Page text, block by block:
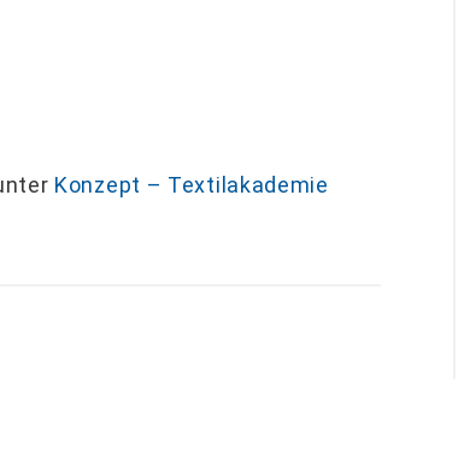
Konzept – Textilakademie